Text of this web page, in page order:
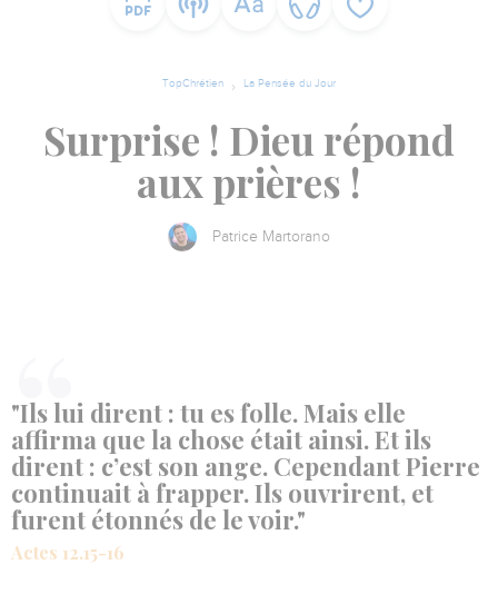
TopChrétien La Pensée du Jour
Surprise ! Dieu répond
aux prières !
Patrice Martorano
"Ils lui dirent : tu es folle. Mais elle
affirma que la chose était ainsi. Et ils
dirent : c’est son ange. Cependant Pierre
continuait à frapper. Ils ouvrirent, et
furent étonnés de le voir."
Actes 12.15-16